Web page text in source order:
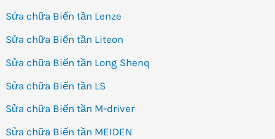
Sửa chữa Biến tần Lenze
Sửa chữa Biến tần Liteon
Sửa chữa Biến tần Long Shenq
Sửa chữa Biến tần LS
Sửa chữa Biến tần M-driver
Sửa chữa Biến tần MEIDEN